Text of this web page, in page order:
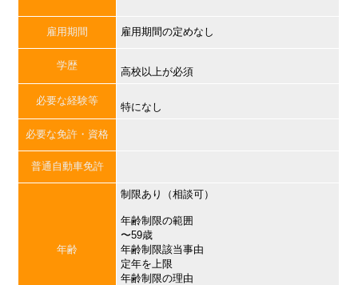
雇用期間 雇用期間の定めなし
学歴
高校以上が必須
必要な経験等
特になし
必要な免許・資格
普通自動車免許
年齢
制限あり（相談可）
年齢制限の範囲
〜59歳
年齢制限該当事由
定年を上限
年齢制限の理由